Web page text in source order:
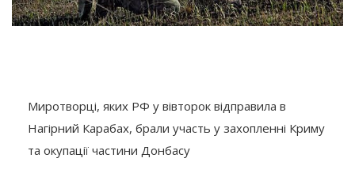
Миротворці, яких РФ у вівторок відправила в
Нагірний Карабах, брали участь у захопленні Криму
та окупації частини Донбасу